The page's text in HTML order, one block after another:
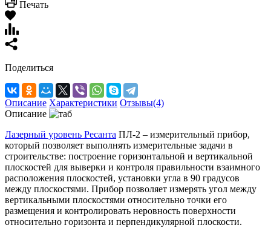
Печать
Поделиться
Описание Характеристики Отзывы(4)
Описание
Лазерный уровень Ресанта ПЛ-2 – измерительный прибор,
который позволяет выполнять измерительные задачи в
строительстве: построение горизонтальной и вертикальной
плоскостей для выверки и контроля правильности взаимного
расположения плоскостей, установки угла в 90 градусов
между плоскостями. Прибор позволяет измерять угол между
вертикальными плоскостями относительно точки его
размещения и контролировать неровность поверхности
относительно горизонта и перпендикулярной плоскости.